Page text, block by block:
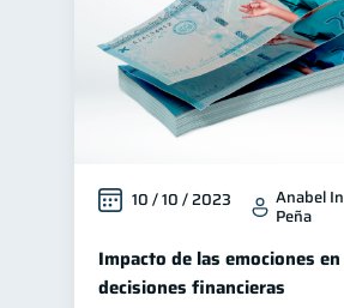
10 / 10 / 2023 Anabel
Peña
Impacto de las emociones
decisiones financieras